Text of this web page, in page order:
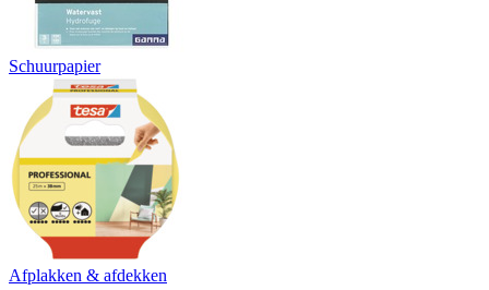
Schuurpapier
Afplakken & afdekken